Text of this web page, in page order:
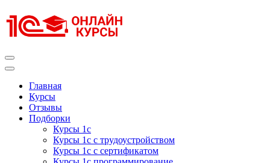
к
содержимому
Главная
Курсы
Отзывы
Подборки
Курсы 1с
Курсы 1с с трудоустройством
Курсы 1с с сертификатом